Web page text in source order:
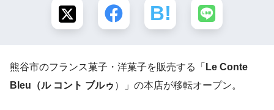
熊谷市のフランス菓子・洋菓子を販売する「 Le Conte
Bleu（ル コント ブルゥ ）」の本店が移転オープン。